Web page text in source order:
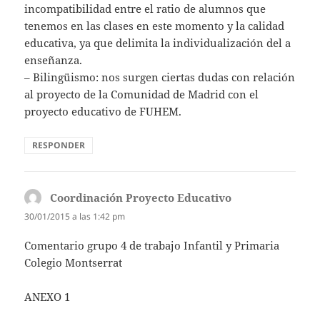
incompatibilidad entre el ratio de alumnos que
tenemos en las clases en este momento y la calidad
educativa, ya que delimita la individualización del a
enseñanza.
– Bilingüismo: nos surgen ciertas dudas con relación
al proyecto de la Comunidad de Madrid con el
proyecto educativo de FUHEM.
RESPONDER
Coordinación Proyecto Educativo
30/01/2015 a las 1:42 pm
Comentario grupo 4 de trabajo Infantil y Primaria
Colegio Montserrat
ANEXO 1